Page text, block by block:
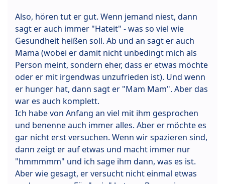
Also, hören tut er gut. Wenn jemand niest, dann
sagt er auch immer "Hateit" - was so viel wie
Gesundheit heißen soll. Ab und an sagt er auch
Mama (wobei er damit nicht unbedingt mich als
Person meint, sondern eher, dass er etwas möchte
oder er mit irgendwas unzufrieden ist). Und wenn
er hunger hat, dann sagt er "Mam Mam". Aber das
war es auch komplett.
Ich habe von Anfang an viel mit ihm gesprochen
und benenne auch immer alles. Aber er möchte es
gar nicht erst versuchen. Wenn wir spazieren sind,
dann zeigt er auf etwas und macht immer nur
"hmmmmm" und ich sage ihm dann, was es ist.
Aber wie gesagt, er versucht nicht einmal etwas